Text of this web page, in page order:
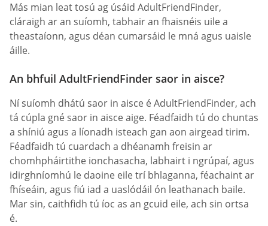
Más mian leat tosú ag úsáid AdultFriendFinder,
cláraigh ar an suíomh, tabhair an fhaisnéis uile a
theastaíonn, agus déan cumarsáid le mná agus uaisle
áille.
An bhfuil AdultFriendFinder saor in aisce?
Ní suíomh dhátú saor in aisce é AdultFriendFinder, ach
tá cúpla gné saor in aisce aige. Féadfaidh tú do chuntas
a shíniú agus a líonadh isteach gan aon airgead tirim.
Féadfaidh tú cuardach a dhéanamh freisin ar
chomhpháirtithe ionchasacha, labhairt i ngrúpaí, agus
idirghníomhú le daoine eile trí bhlaganna, féachaint ar
fhíseáin, agus fiú iad a uaslódáil ón leathanach baile.
Mar sin, caithfidh tú íoc as an gcuid eile, ach sin ortsa
é.